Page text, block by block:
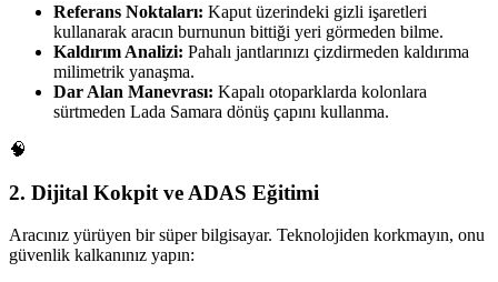
Referans Noktaları: Kaput üzerindeki gizli işaretleri
kullanarak aracın burnunun bittiği yeri görmeden bilme.
Kaldırım Analizi: Pahalı jantlarınızı çizdirmeden kaldırıma
milimetrik yanaşma.
Dar Alan Manevrası: Kapalı otoparklarda kolonlara
sürtmeden Lada Samara dönüş çapını kullanma.
🧠
2. Dijital Kokpit ve ADAS Eğitimi
Aracınız yürüyen bir süper bilgisayar. Teknolojiden korkmayın, onu
güvenlik kalkanınız yapın: